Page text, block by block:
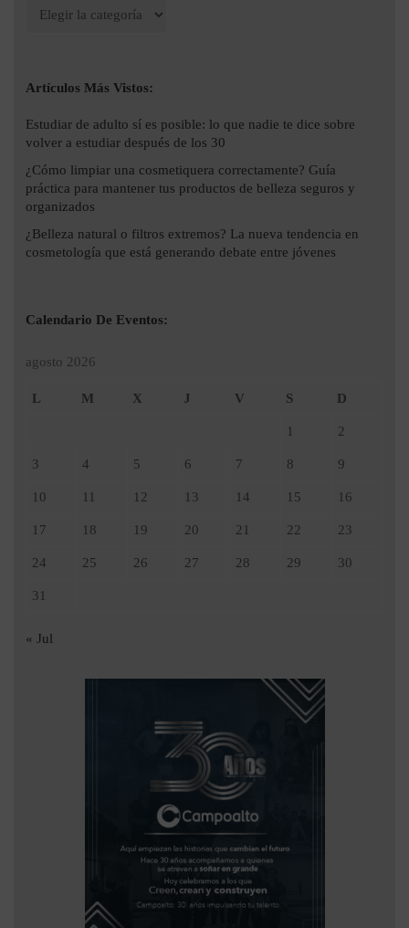
Artículos Más Vistos:
Estudiar de adulto sí es posible: lo que nadie te dice sobre
volver a estudiar después de los 30
¿Cómo limpiar una cosmetiquera correctamente? Guía
práctica para mantener tus productos de belleza seguros y
organizados
¿Belleza natural o filtros extremos? La nueva tendencia en
cosmetología que está generando debate entre jóvenes
Calendario De Eventos:
agosto 2026
L M X J V S D
1 2
3 4 5 6 7 8 9
10 11 12 13 14 15 16
17 18 19 20 21 22 23
24 25 26 27 28 29 30
31
« Jul